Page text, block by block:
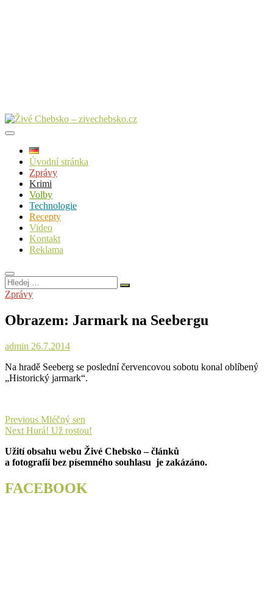
Úvodní stránka
Zprávy
Krimi
Volby
Technologie
Recepty
Video
Kontakt
Reklama
Hledej
…
Zprávy
Obrazem: Jarmark na Seebergu
admin 26.7.2014
Na hradě Seeberg se poslední červencovou sobotu konal oblíbený
„Historický jarmark“.
Navigace
pro
příspěvek
Previous Previous
post:
Mléčný sen
Next Next
Hurá! Už rostou!
Užití obsahu webu Živé Chebsko – článků
a fotografií bez písemného souhlasu je zakázáno.
FACEBOOK